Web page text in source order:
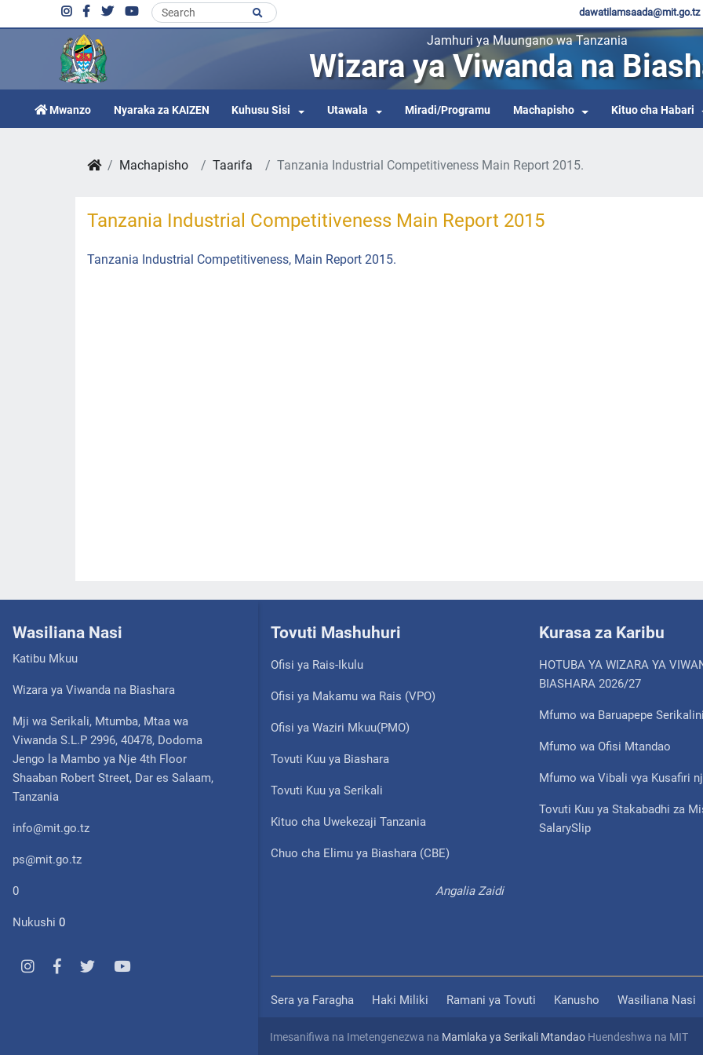
dawatilamsaada@mit.go.tz
Jamhuri ya Muungano wa Tanzania
Wizara ya Viwanda na
Mwanzo Nyaraka za KAIZEN Kuhusu Sisi Utawala Miradi/Programu Machapisho Kituo cha Habari
Machapisho Taarifa Tanzania Industrial Competitiveness Main Report 2015.
Tanzania Industrial Competitiveness Main Report 2015
Tanzania Industrial Competitiveness, Main Report 2015.
Wasiliana Nasi
Katibu Mkuu
Wizara ya Viwanda na Biashara
Mji wa Serikali, Mtumba, Mtaa wa
Viwanda S.L.P 2996, 40478, Dodoma
Jengo la Mambo ya Nje 4th Floor
Shaaban Robert Street, Dar es Salaam,
Tanzania
info@mit.go.tz
ps@mit.go.tz
0
Nukushi 0
Tovuti Mashuhuri
Ofisi ya Rais-Ikulu
Ofisi ya Makamu wa Rais (VPO)
Ofisi ya Waziri Mkuu(PMO)
Tovuti Kuu ya Biashara
Tovuti Kuu ya Serikali
Kituo cha Uwekezaji Tanzania
Chuo cha Elimu ya Biashara (CBE)
Angalia Zaidi
Kurasa za Karibu
HOTUBA YA WIZARA YA
BIASHARA 2026/27
Mfumo wa Baruapepe
Mfumo wa Ofisi Mtandao
Mfumo wa Vibali vya Kusafiri
Tovuti Kuu ya Stakabadhi za
SalarySlip
Sera ya Faragha Haki Miliki Ramani ya Tovuti Kanusho Wasiliana Nasi
Imesanifiwa na Imetengenezwa na Mamlaka ya Serikali MtandaoHuendeshwa na MIT